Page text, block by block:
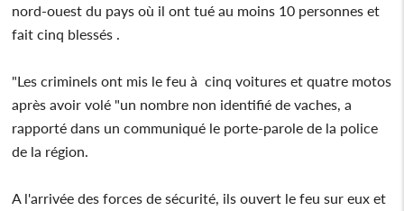
nord-ouest du pays où il ont tué au moins 10 personnes et
fait cinq blessés .
"Les criminels ont mis le feu à cinq voitures et quatre motos
après avoir volé "un nombre non identifié de vaches, a
rapporté dans un communiqué le porte-parole de la police
de la région.
A l'arrivée des forces de sécurité, ils ouvert le feu sur eux et